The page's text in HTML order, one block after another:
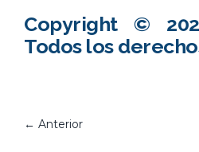
Copyright ©
Todos los
← Anterior